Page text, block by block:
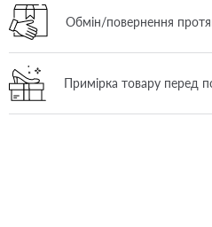
Обмін/повернення
Примірка товару перед